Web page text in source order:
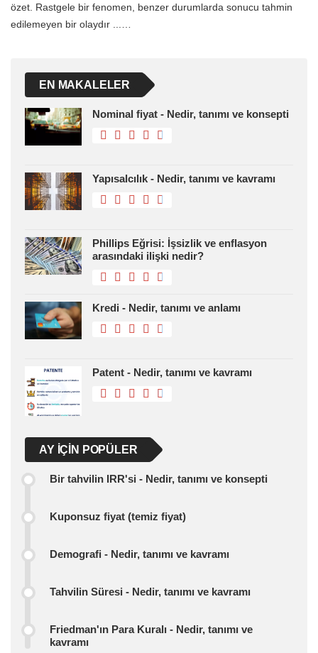
özet. Rastgele bir fenomen, benzer durumlarda sonucu tahmin
edilemeyen bir olaydır ...…
EN MAKALELER
Nominal fiyat - Nedir, tanımı ve konsepti
Yapısalcılık - Nedir, tanımı ve kavramı
Phillips Eğrisi: İşsizlik ve enflasyon
arasındaki ilişki nedir?
Kredi - Nedir, tanımı ve anlamı
Patent - Nedir, tanımı ve kavramı
AY IÇIN POPÜLER
Bir tahvilin IRR'si - Nedir, tanımı ve konsepti
Kuponsuz fiyat (temiz fiyat)
Demografi - Nedir, tanımı ve kavramı
Tahvilin Süresi - Nedir, tanımı ve kavramı
Friedman'ın Para Kuralı - Nedir, tanımı ve
kavramı